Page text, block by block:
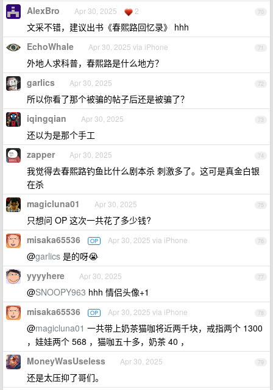
70
AlexBro Apr 30, 2025 2
文采不错，建议出书《春熙路回忆录》 hhh
71
EchoWhale Apr 30, 2025 via iPhone
外地人求科普，春熙路是什么地方？
72
garlics Apr 30, 2025
所以你看了那个被骗的帖子后还是被骗了？
73
iqingqian Apr 30, 2025
还以为是那个手工
74
zapper Apr 30, 2025
我觉得去春熙路钓鱼比什么剧本杀 刺激多了。这可是真金白银
在杀
75
magicluna01 Apr 30, 2025
只想问 OP 这次一共花了多少钱?
76
misaka65536 OP Apr 30, 2025 via iPhone
@garlics 是的呀😭
77
yyyyhere Apr 30, 2025
@SNOOPY963 hhh 情侣头像+1
78
misaka65536 OP Apr 30, 2025 via iPhone
@magicluna01 一共带上奶茶猫咖将近两千块，戒指两个 1300
，娃娃两个 568 ，猫咖五十多，奶茶 40 ，
79
MoneyWasUseless Apr 30, 2025
还是太压抑了哥们。